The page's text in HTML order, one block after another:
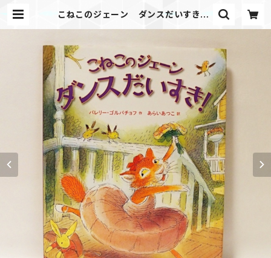
こねこのジェーン ダンスだいすき！ |